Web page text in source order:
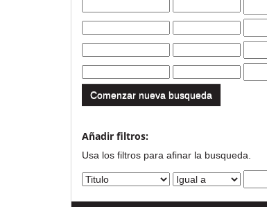
Comenzar nueva busqueda
Añadir filtros:
Usa los filtros para afinar la busqueda.